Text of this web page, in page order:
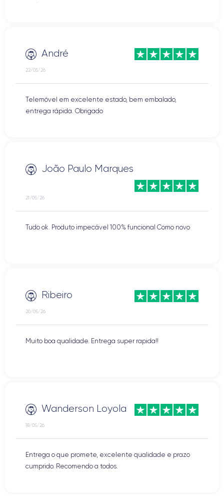
André
22/05/26
Telemóvel em excelente estado, bem embalado,
entrega rápida. Obrigado
João Paulo Marques
21/05/26
Tudo ok. Produto impecável 100% funcional Como novo
Ribeiro
20/05/26
Muito boa qualidade. Entrega super rapida!!
Wanderson Loyola
18/05/26
Entrega o que promete, excelente qualidade e prazo
cumprido. Recomendo a todos.